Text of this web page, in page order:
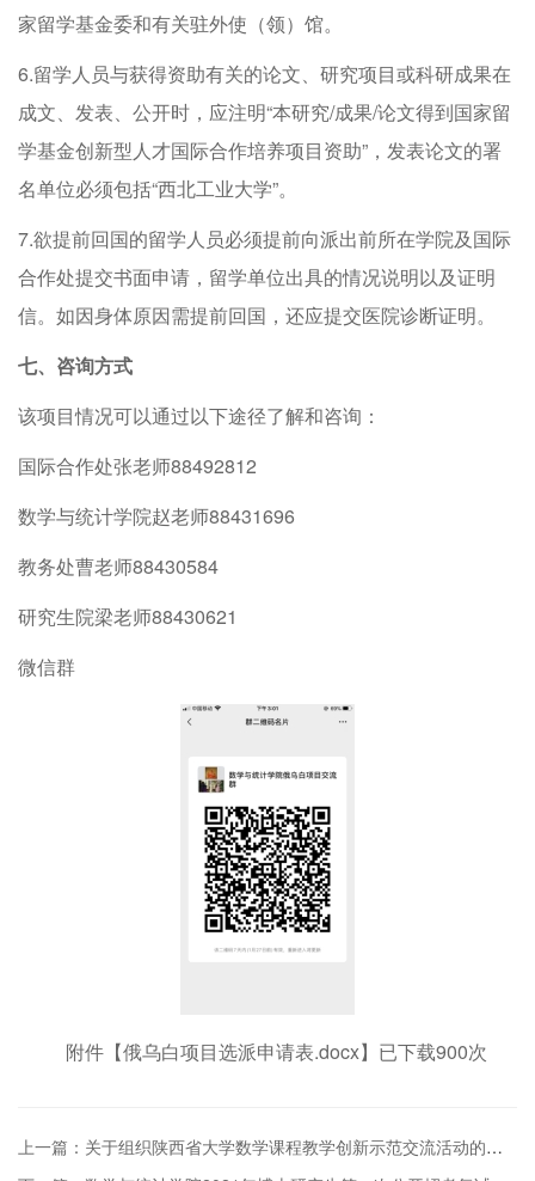
家留学基金委和有关驻外使（领）馆。
6.留学人员与获得资助有关的论文、研究项目或科研成果在
成文、发表、公开时，应注明“本研究/成果/论文得到国家留
学基金创新型人才国际合作培养项目资助”，发表论文的署
名单位必须包括“西北工业大学”。
7.欲提前回国的留学人员必须提前向派出前所在学院及国际
合作处提交书面申请，留学单位出具的情况说明以及证明
信。如因身体原因需提前回国，还应提交医院诊断证明。
七、咨询方式
该项目情况可以通过以下途径了解和咨询：
国际合作处张老师88492812
数学与统计学院赵老师88431696
教务处曹老师88430584
研究生院梁老师88430621
微信群
附件【俄乌白项目选派申请表.docx】已下载900次
上一篇：关于组织陕西省大学数学课程教学创新示范交流活动的通知